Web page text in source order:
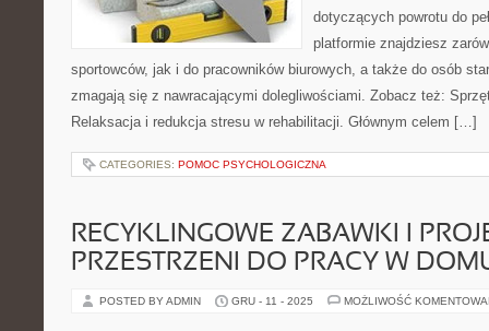
dotyczących powrotu do
platformie znajdziesz
sportowców, jak i do pracowników biurowych, a także do osób
zmagają się z nawracającymi dolegliwościami. Zobacz też:
Relaksacja i redukcja stresu w rehabilitacji. Głównym celem […]
CATEGORIES: POMOC PSYCHOLOGICZNA
RECYKLINGOWE ZABAWKI I
PRZESTRZENI DO PRACY W
POSTED BY ADMIN GRU - 11 - 2025 MOŻLIWOŚĆ